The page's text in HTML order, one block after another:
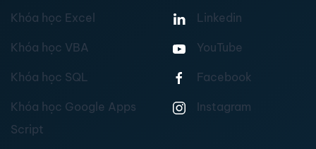
Khóa học Excel
Khóa học VBA
Khóa học SQL
Khóa học Google Apps
Script
Linkedin
YouTube
Facebook
Instagram